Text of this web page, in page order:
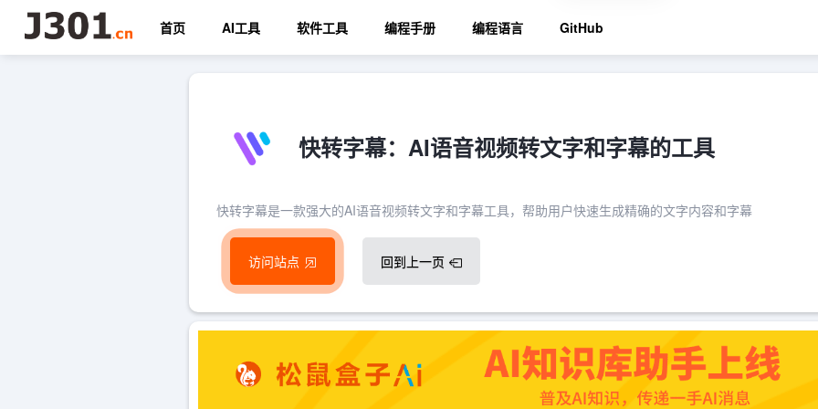
首页 AI工具 软件工具 编程手册 编程语言 GitHub
快转字幕：AI语音视频转文字和字幕的工具
快转字幕是一款强大的AI语音视频转文字和字幕工具，帮助用户快速生成精确的文字内容和字幕
访问站点 回到上一页